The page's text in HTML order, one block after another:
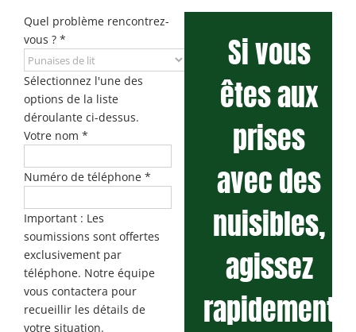
Quel problème rencontrez-
vous ? *
Sélectionnez l'une des
options de la liste
déroulante ci-dessus.
Votre nom *
Numéro de téléphone *
Important : Les
soumissions sont offertes
exclusivement par
téléphone. Notre équipe
vous contactera pour
recueillir les détails de
votre situation.
Si vous
êtes aux
prises
avec des
nuisibles,
agissez
rapidement